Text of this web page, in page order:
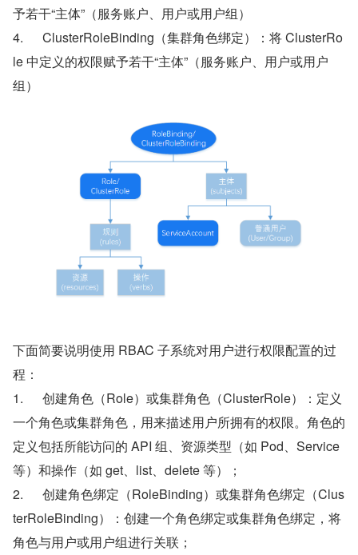
予若干“主体”（服务账户、用户或用户组）
4.      ClusterRoleBinding（集群角色绑定）：将 ClusterRo
le 中定义的权限赋予若干“主体”（服务账户、用户或用户
组）
下面简要说明使用 RBAC 子系统对用户进行权限配置的过
程：
1.      创建角色（Role）或集群角色（ClusterRole）：定义
一个角色或集群角色，用来描述用户所拥有的权限。角色的
定义包括所能访问的 API 组、资源类型（如 Pod、Service
等）和操作（如 get、list、delete 等）；
2.      创建角色绑定（RoleBinding）或集群角色绑定（Clus
terRoleBinding）：创建一个角色绑定或集群角色绑定，将
角色与用户或用户组进行关联；